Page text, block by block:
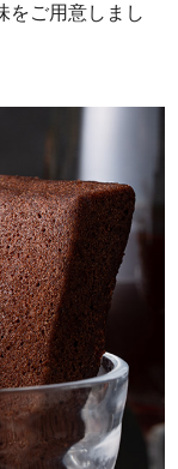
をご用意しまし